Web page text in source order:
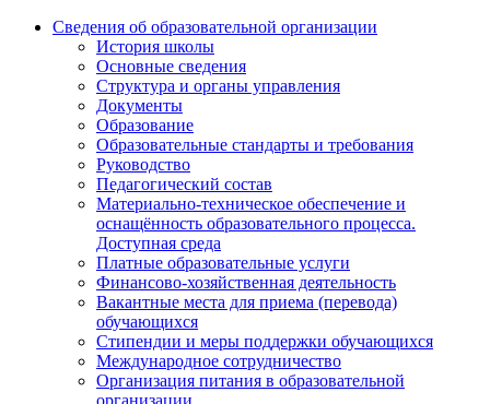
Сведения об образовательной организации
История школы
Основные сведения
Структура и органы управления
Документы
Образование
Образовательные стандарты и требования
Руководство
Педагогический состав
Материально-техническое обеспечение и
оснащённость образовательного процесса.
Доступная среда
Платные образовательные услуги
Финансово-хозяйственная деятельность
Вакантные места для приема (перевода)
обучающихся
Стипендии и меры поддержки обучающихся
Международное сотрудничество
Организация питания в образовательной
организации